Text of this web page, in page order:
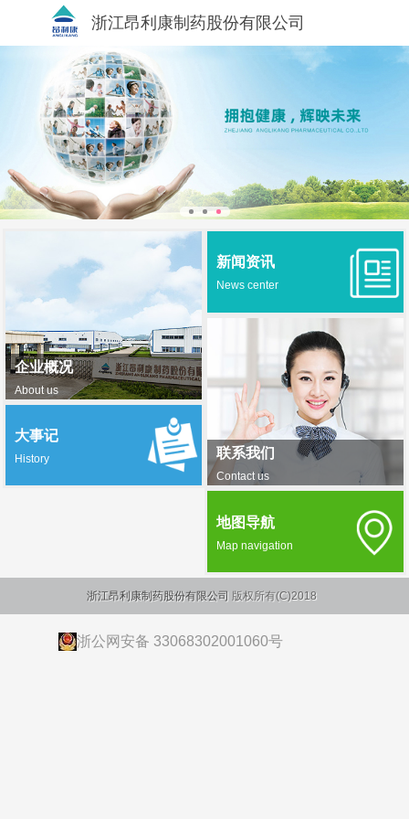
浙江昂利康制药股份有限公司
企业概况
About us
新闻资讯
News center
联系我们
Contact us
大事记
History
地图导航
Map navigation
浙江昂利康制药股份有限公司 版权所有(C)2018
浙公网安备 33068302001060号